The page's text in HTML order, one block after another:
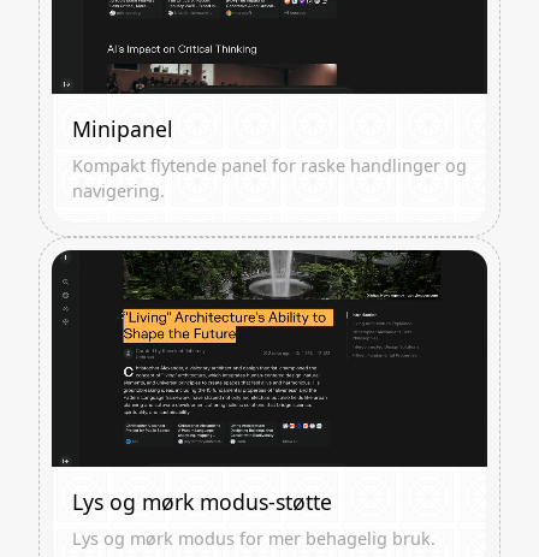
Minipanel
Kompakt flytende panel for raske handlinger og
navigering.
Lys og mørk modus-støtte
Lys og mørk modus for mer behagelig bruk.